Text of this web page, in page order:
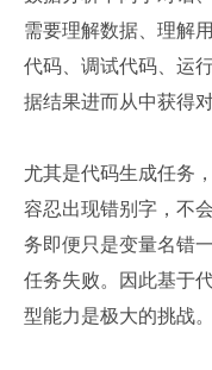
需要理解数据、理解
代码、调试代码、运
据结果进而从中获得
尤其是代码生成任务
容忍出现错别字，不
务即便只是变量名错
任务失败。因此基于
型能力是极大的挑战。